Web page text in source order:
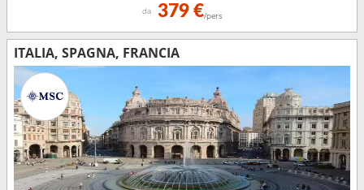
da 379 €/pers
ITALIA, SPAGNA, FRANCIA